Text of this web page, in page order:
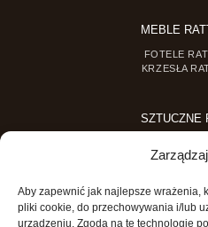
Aby zapewnić jak najlepsze wrażenia,
pliki cookie, do przechowywania i/lub
urządzeniu. Zgoda na te technologie
MEBLE
FOTELE
KRZESŁA
SZTUCZNE
SZTUCZNE
MINI